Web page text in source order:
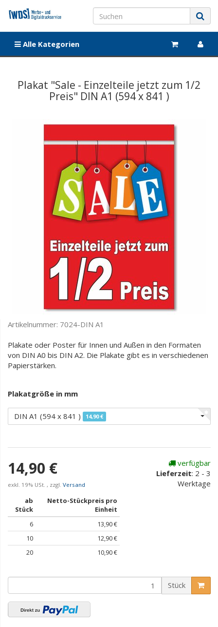
Alle Kategorien
Plakat "Sale - Einzelteile jetzt zum 1/2
Preis" DIN A1 (594 x 841 )
Artikelnummer: 7024-DIN A1
Plakate oder Poster für Innen und Außen in den Formaten
von DIN A0 bis DIN A2. Die Plakate gibt es in verschiedenen
Papierstärken.
Plakatgröße in mm
DIN A1 (594 x 841 ) 14,90 €
14,90 €
exkl. 19% USt. , zzgl. Versand
ab
Stück
Netto-Stückpreis pro
Einheit
6
13,90 €
10
12,90 €
20
10,90 €
verfügbar
Lieferzeit: 2 - 3
Werktage
Stück